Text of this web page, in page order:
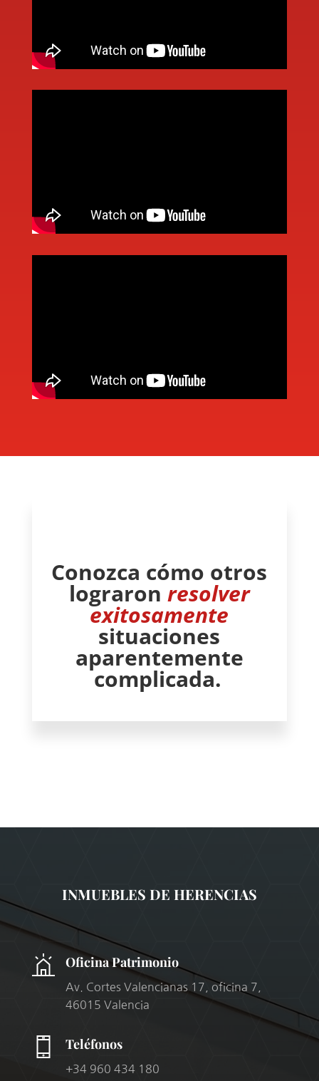
Conozca cómo otros
lograron resolver
exitosamente
situaciones
aparentemente
complicada.
INMUEBLES DE HERENCIAS
Oficina Patrimonio
Av. Cortes Valencianas 17, oficina 7,
46015 Valencia
Teléfonos
+34 960 434 180